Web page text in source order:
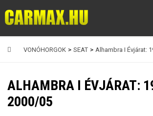
VONÓHORGOK > SEAT > Alhambra I Évjárat:
ALHAMBRA I ÉVJÁRAT:
2000/05